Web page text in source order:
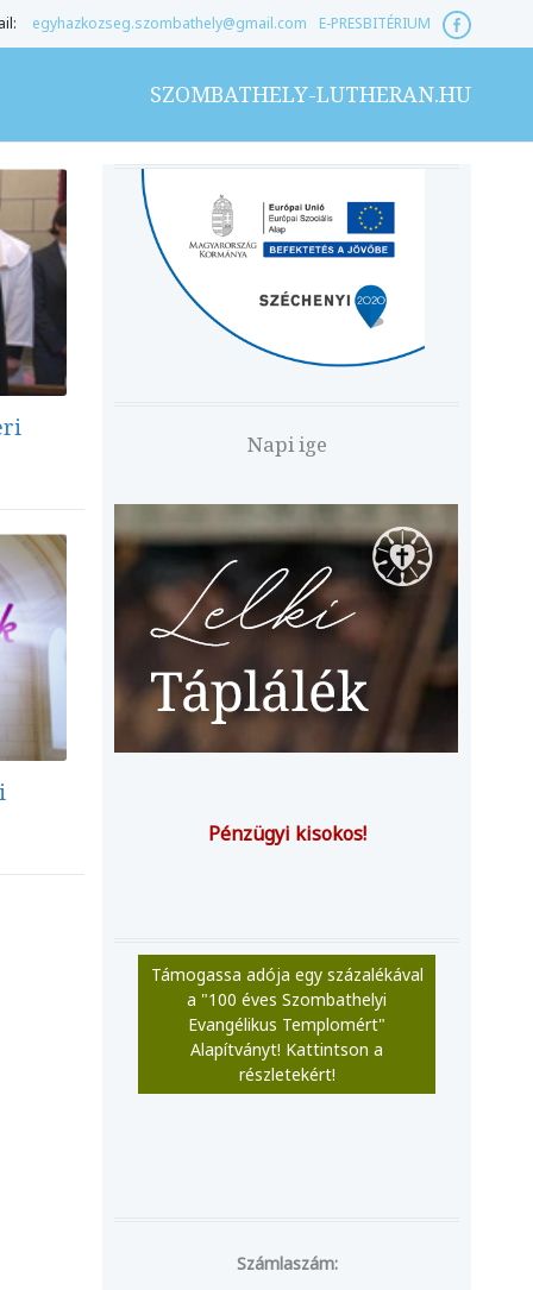
egyhazkozseg.szombathely@gmail.com E-PRESBITÉRIUM
SZOMBATHELY-LUTHERAN.HU
Napi ige
Pénzügyi kisokos!
Támogassa adója egy százalékával
a "100 éves Szombathelyi
Evangélikus Templomért"
Alapítványt! Kattintson a
részletekért!
Számlaszám: